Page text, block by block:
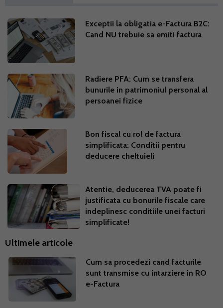
Exceptii la obligatia e-Factura B2C:
Cand NU trebuie sa emiti factura
Radiere PFA: Cum se transfera
bunurile in patrimoniul personal al
persoanei fizice
Bon fiscal cu rol de factura
simplificata: Conditii pentru
deducere cheltuieli
Atentie, deducerea TVA poate fi
justificata cu bonurile fiscale care
indeplinesc conditiile unei facturi
simplificate!
Ultimele articole
Cum sa procedezi cand facturile
sunt transmise cu intarziere in RO
e-Factura